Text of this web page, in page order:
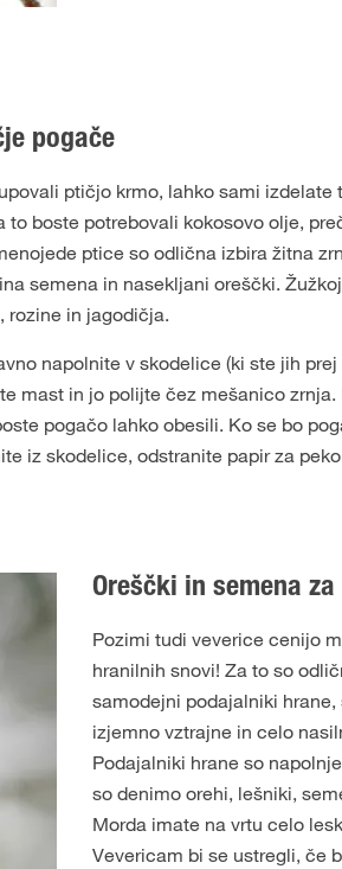
pogače
ptičjo krmo, lahko sami
to boste potrebovali kokosovo olje,
ptice so odlična izbira žitna
semena in nasekljani oreščki.
rozine in jagodičja.
napolnite v skodelice (ki ste jih
mast in jo polijte čez mešanico
pogačo lahko obesili. Ko se bo
iz skodelice, odstranite papir za
Oreščki in semena
Pozimi tudi veverice cenijo
hranilnih snovi! Za to so
samodejni podajalniki
izjemno vztrajne in celo
Podajalniki hrane so
so denimo orehi, lešniki,
Morda imate na vrtu celo
Vevericam bi se ustregli, če